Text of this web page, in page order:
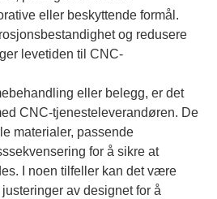
eller beskyttende formål.
og redusere
levetiden til CNC-
eller belegg, er det
CNC-tjenesteleverandøren. De
materialer, passende
for å sikre at
I noen tilfeller kan det være
av designet for å